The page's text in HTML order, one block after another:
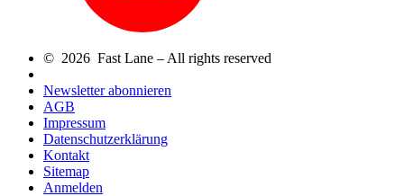
© 2026 Fast Lane – All rights reserved
Newsletter abonnieren
AGB
Impressum
Datenschutzerklärung
Kontakt
Sitemap
Anmelden